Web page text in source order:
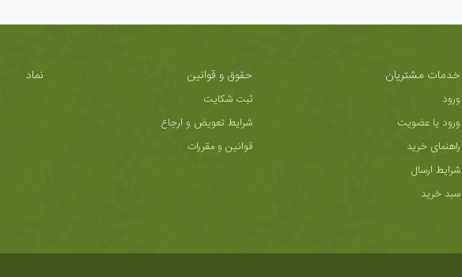
خدمات مشتریان
ورود
ورود یا عضویت
راهنمای خرید
شرایط ارسال
سبد خرید
حقوق و قوانین
ثبت شکایت
شرایط تعویض و ارجاع
قوانین و مقررات
نماد